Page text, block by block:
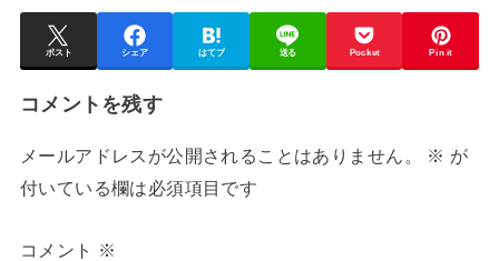
ポスト シェア はてブ 送る Pocket Pin it
コメントを残す
メールアドレスが公開されることはありません。 ※ が
付いている欄は必須項目です
コメント ※